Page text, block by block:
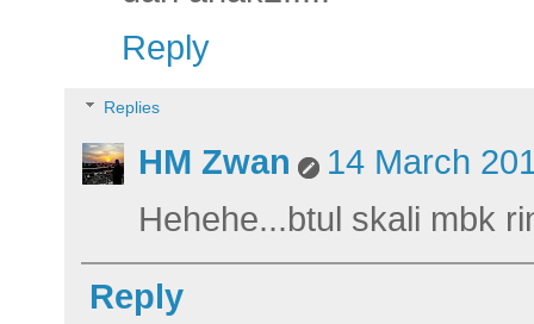
Reply
Replies
HM Zwan
14 March
Hehehe...btul skali mbk
Reply